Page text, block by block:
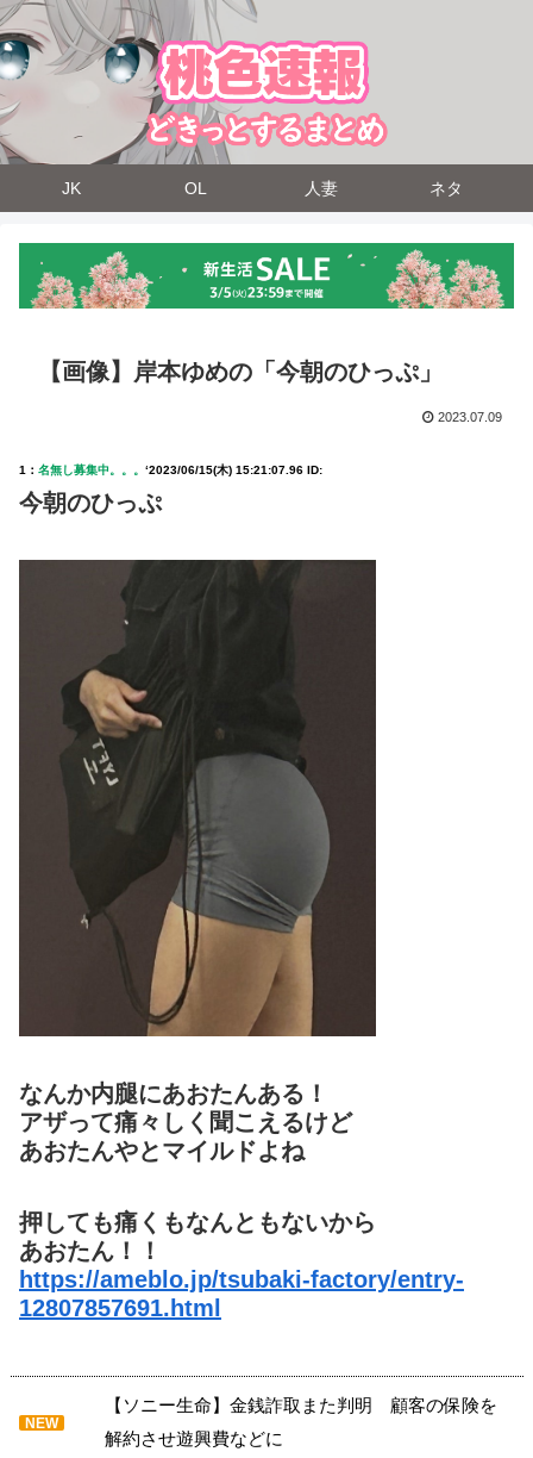
JK OL 人妻 ネタ
【画像】岸本ゆめの「今朝のひっぷ」
2023.07.09
1： 名無し募集中。。。 ‘2023/06/15(木) 15:21:07.96 ID:
今朝のひっぷ
なんか内腿にあおたんある！
アザって痛々しく聞こえるけど
あおたんやとマイルドよね
押しても痛くもなんともないから
あおたん！！
https://ameblo.jp/tsubaki-factory/entry-
12807857691.html
NEW
【ソニー生命】金銭詐取また判明 顧客の保険を
解約させ遊興費などに